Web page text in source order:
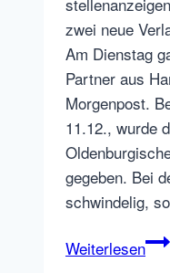
zwei neue
Am Dienstag
Partner aus
Morgenpost.
11.12., wurde
gegeben. Bei
schwindelig,
Weiterlesen